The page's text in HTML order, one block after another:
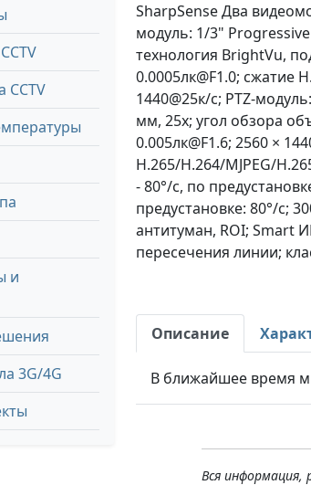
CCTV
и
3G/4G
SharpSense Два
модуль: 1/3"
технология BrightVu,
0.0005лк@F1.0; сжатие
1440@25к/с; PTZ-
мм, 25x; угол обзора
0.005лк@F1.6; 2560 ×
H.265/H.264/MJPEG/
- 80°/с, по
предустановке: 80°/с;
антитуман, ROI; Smart
пересечения линии;
Описание
В ближайшее время
Вся информация,